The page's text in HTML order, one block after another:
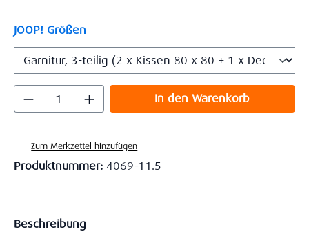
JOOP! Größen
Produkt Anzahl: Gib den gewünschten
In den Warenkorb
Zum Merkzettel hinzufügen
Produktnummer: 4069-11.5
Beschreibung